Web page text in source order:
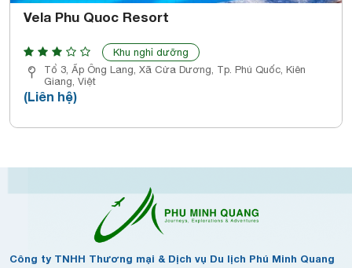
Vela Phu Quoc Resort
Khu nghỉ dưỡng
Tổ 3, Ấp Ông Lang, Xã Cửa Dương, Tp. Phú Quốc, Kiên
Giang, Việt
(Liên hệ)
Công ty TNHH Thương mại & Dịch vụ Du lịch Phú Minh Quang